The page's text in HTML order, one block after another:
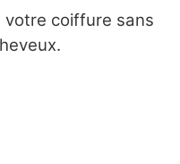
coiffure sans